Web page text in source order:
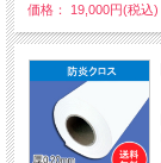
価格： 19,000円(税込)